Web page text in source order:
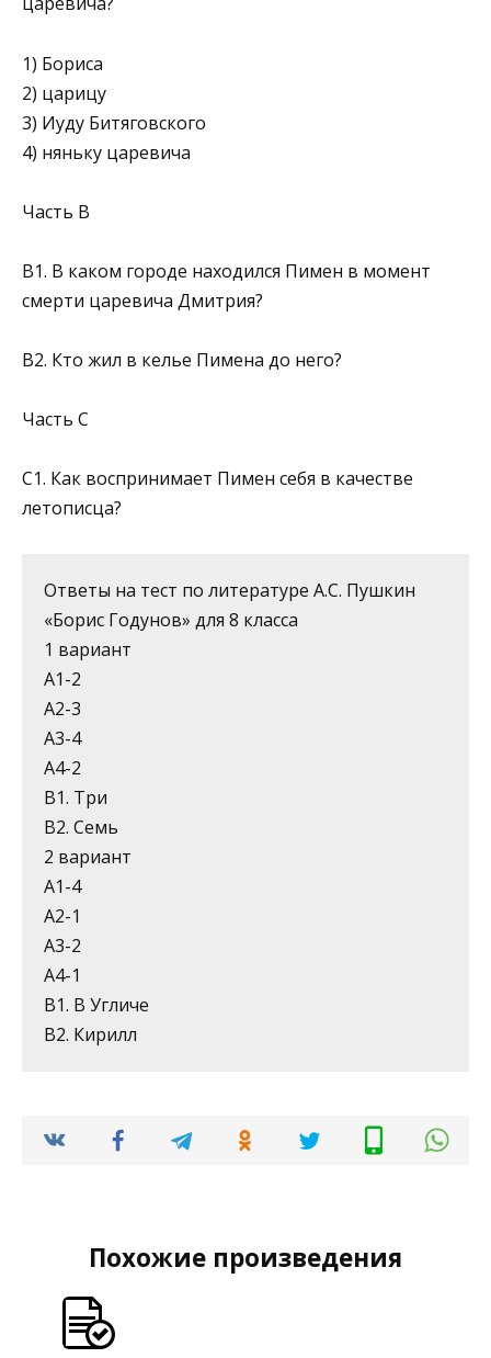
1) Бориса
2) царицу
3) Иуду Битяговского
4) няньку царевича
Часть В
В1. В каком городе находился Пимен в момент
смерти царевича Дмитрия?
В2. Кто жил в келье Пимена до него?
Часть С
С1. Как воспринимает Пимен себя в качестве
летописца?
Ответы на тест по литературе А.С. Пушкин
«Борис Годунов» для 8 класса
1 вариант
А1-2
А2-3
А3-4
А4-2
В1. Три
В2. Семь
2 вариант
А1-4
А2-1
А3-2
А4-1
В1. В Угличе
В2. Кирилл
Похожие произведения